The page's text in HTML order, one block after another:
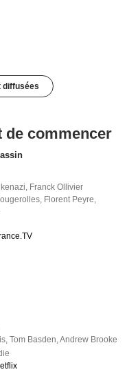
diffusées
de commencer
, Franck Ollivier
, Florent Peyre,
,Tom Basden,Andrew Brooke